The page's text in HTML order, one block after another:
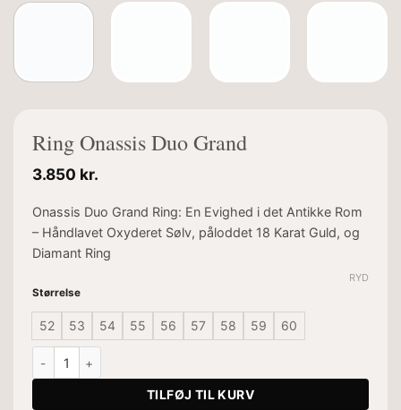
Ring Onassis Duo Grand
3.850 kr.
Onassis Duo Grand Ring: En Evighed i det Antikke Rom
– Håndlavet Oxyderet Sølv, påloddet 18 Karat Guld, og
Diamant Ring
Størrelse
52 53 54 55 56 57 58 59 60
RYD
TILFØJ TIL KURV